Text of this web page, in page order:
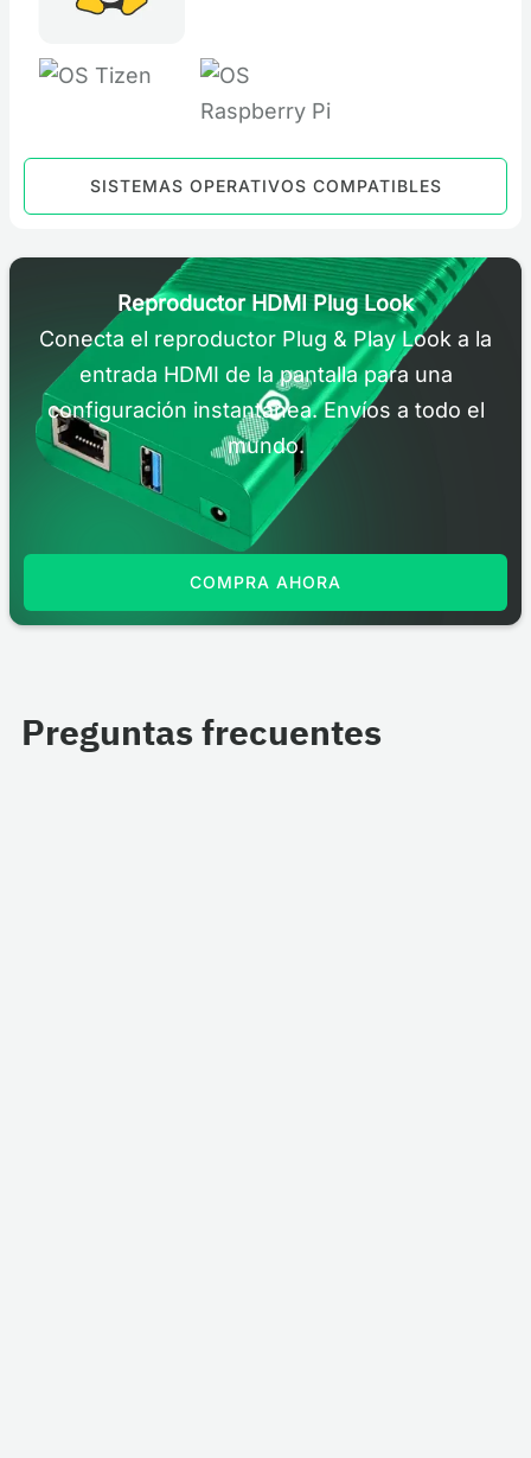
SISTEMAS OPERATIVOS COMPATIBLES
Reproductor HDMI Plug Look
Conecta el reproductor Plug & Play Look a la
entrada HDMI de la pantalla para una
configuración instantánea. Envíos a todo el
mundo.
COMPRA AHORA
Preguntas frecuentes